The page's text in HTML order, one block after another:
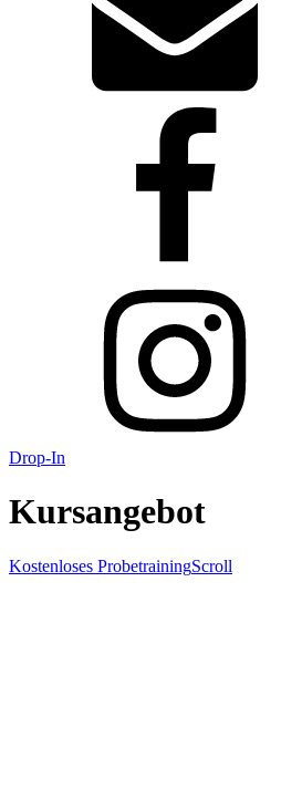
Drop-In
Kursangebot
Kostenloses ProbetrainingScroll